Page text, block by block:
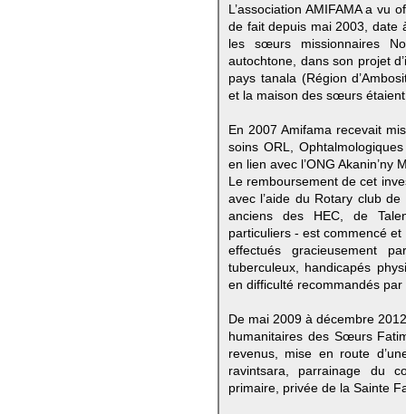
L’association AMIFAMA a vu
de fait depuis mai 2003, date
les sœurs missionnaires
autochtone, dans son projet
pays tanala (Région
et la maison des sœurs
En 2007 Amifama recevait
soins ORL,
en lien avec l’ONG Akanin’ny
Le remboursement de cet
avec l’aide du Rotary club de
anciens des HEC, de
particuliers - est commencé et
effectués gracieusement
tuberculeux, handicapés
en difficulté recommandés par
De mai 2009 à décembre
humanitaires des Sœurs
revenus, mise en route
ravintsara, parrainage du
primaire, privée de la Sainte